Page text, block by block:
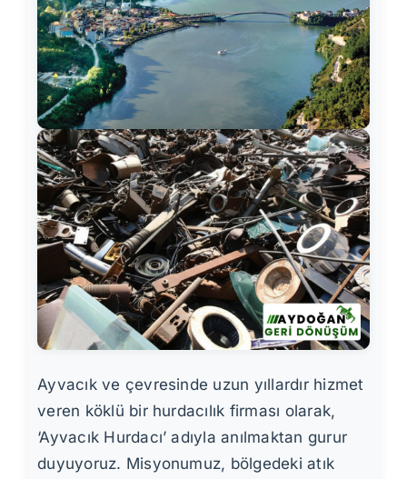
Ayvacık ve çevresinde uzun yıllardır hizmet
veren köklü bir hurdacılık firması olarak,
‘Ayvacık Hurdacı’ adıyla anılmaktan gurur
duyuyoruz. Misyonumuz, bölgedeki atık